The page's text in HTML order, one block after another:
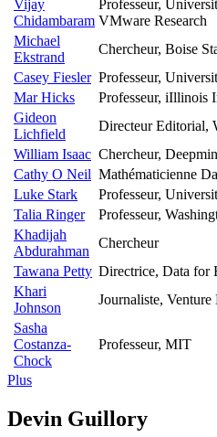
Vijay
Chidambaram
Professeur,
VMware Research
Michael
Ekstrand
Chercheur, Boise
Casey Fiesler Professeur,
Mar Hicks
Professeur, iIllinois
Gideon
Lichfield
Directeur Editorial,
William Isaac Chercheur,
Cathy O Neil Mathématicienne
Luke Stark
Professeur,
Talia Ringer
Professeur,
Khadijah
Abdurahman
Chercheur
Tawana Petty Directrice, Data for
Khari
Johnson
Journaliste, Venture
Sasha
Costanza-
Chock
Professeur, MIT
Plus
Devin Guillory